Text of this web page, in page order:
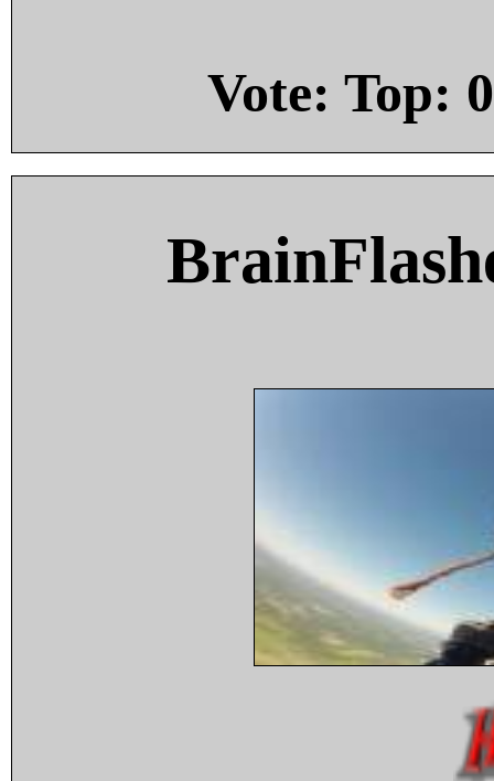
Vote: Top: 0